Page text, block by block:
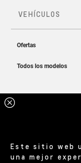
Este sitio web
una mejor